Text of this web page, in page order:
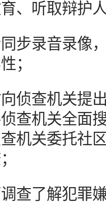
、听取辩护
录音录像，
；
查机关提出
查机关全面
机关委托社
了解犯罪嫌